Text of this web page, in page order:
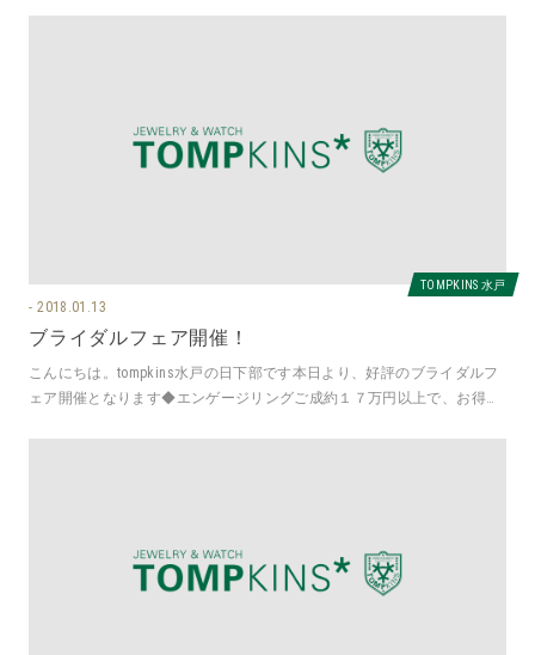
TOMPKINS 水戸
2018.01.13
ブライダルフェア開催！
こんにちは。tompkins水戸の日下部です本日より、好評のブライダルフ
ェア開催となります◆エンゲージリングご成約１７万円以上で、お得な